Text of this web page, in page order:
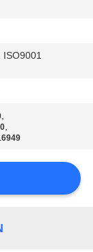
ISO9001
,
,